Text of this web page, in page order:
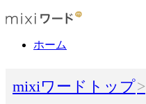
ホーム
mixiワードトップ